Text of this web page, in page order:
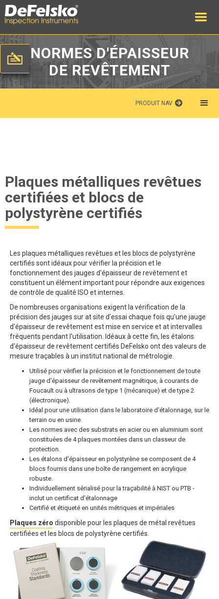
NORMES D'ÉPAISSEUR
DE REVÊTEMENT
PRODUIT NAV
Plaques métalliques revêtues
certifiées et blocs de
polystyrène certifiés
Les plaques métalliques revêtues et les blocs de polystyrène
certifiés sont idéaux pour vérifier la précision et le
fonctionnement des jauges d'épaisseur de revêtement et
constituent un élément important pour répondre aux exigences
de contrôle de qualité ISO et internes.
De nombreuses organisations exigent la vérification de la
précision des jauges sur at site d'essai chaque fois qu'une jauge
d'épaisseur de revêtement est mise en service et at intervalles
fréquents pendant l'utilisation. Idéaux à cette fin, les étalons
d'épaisseur de revêtement certifiés DeFelsko ont des valeurs de
mesure traçables à un institut national de métrologie.
Utilisé pour vérifier la précision et le fonctionnement de toute
jauge d'épaisseur de revêtement magnétique, à courants de
Foucault ou à ultrasons de type 1 (mécanique) et de type 2
(électronique).
Idéal pour une utilisation dans le laboratoire d'étalonnage, sur le
terrain ou en usine.
Les normes avec des substrats en acier ou en aluminium sont
constituées de 4 plaques montées dans un classeur de
protection.
Les étalons d'épaisseur en polystyrène se composent de 4
blocs fournis dans une boîte de rangement en acrylique
robuste.
Individuellement sérialisé pour la traçabilité à NIST ou PTB -
inclut un certificat d'étalonnage
Certifié et étiqueté en unités métriques et impériales
Plaques zéro disponible pour les plaques de métal revêtues
certifiées et les blocs de polystyrène certifiés.